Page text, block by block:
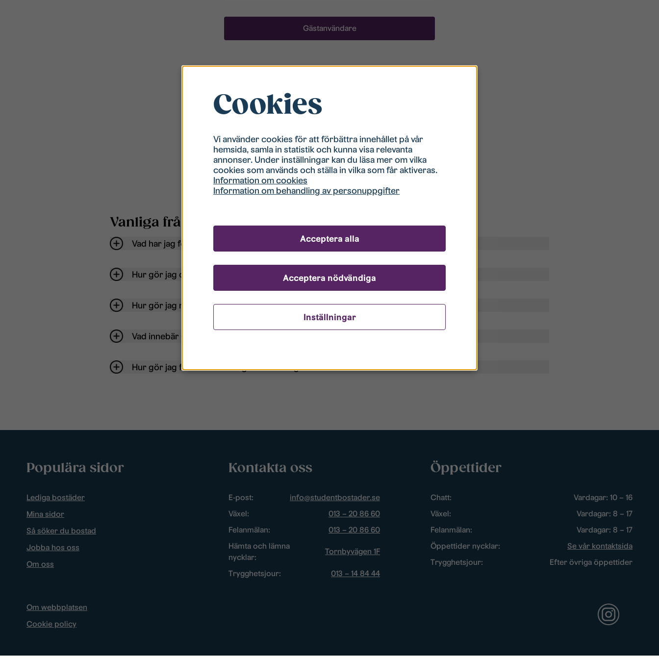
Gästanvändare
För att ha möjlighet att söka boende måste du vara
snabbt!
Registrera ett konto
Vanliga frågor och svar
Vad har jag för användarnamn?
Hur gör jag om mitt konto är låst?
Hur gör jag när jag glömt mitt lösenord?
Vad innebär Gästkonto/Gästanvändare?
Hur gör jag för att bli borttagen ur era register?
Populära sidor
Lediga bostäder
Mina sidor
Så söker du bostad
Jobba hos oss
Om oss
Kontakta oss
E-post:
info@studentbostader.se
Växel:
013 – 20 86 60
Felanmälan:
013 – 20 86 60
Hämta och lämna
nycklar:
Tornbyvägen 1F
Trygghetsjour: 013 – 14 84 44
Öppettider
Chatt:
Vardagar: 10 – 16
Växel:
Vardagar: 8 – 17
Felanmälan:
Vardagar: 8 – 17
Öppettider nycklar:
Se vår kontaktsida
Trygghetsjour:
Efter övriga öppettider
Om webbplatsen
Cookie policy
Cookies
Vi använder cookies för att förbättra innehållet på vår
hemsida, samla in statistik och kunna visa relevanta
annonser. Under inställningar kan du läsa mer om vilka
cookies som används och ställa in vilka som får aktiveras.
Information om cookies
Information om behandling av personuppgifter
Inställningar
Acceptera nödvändiga
Acceptera alla